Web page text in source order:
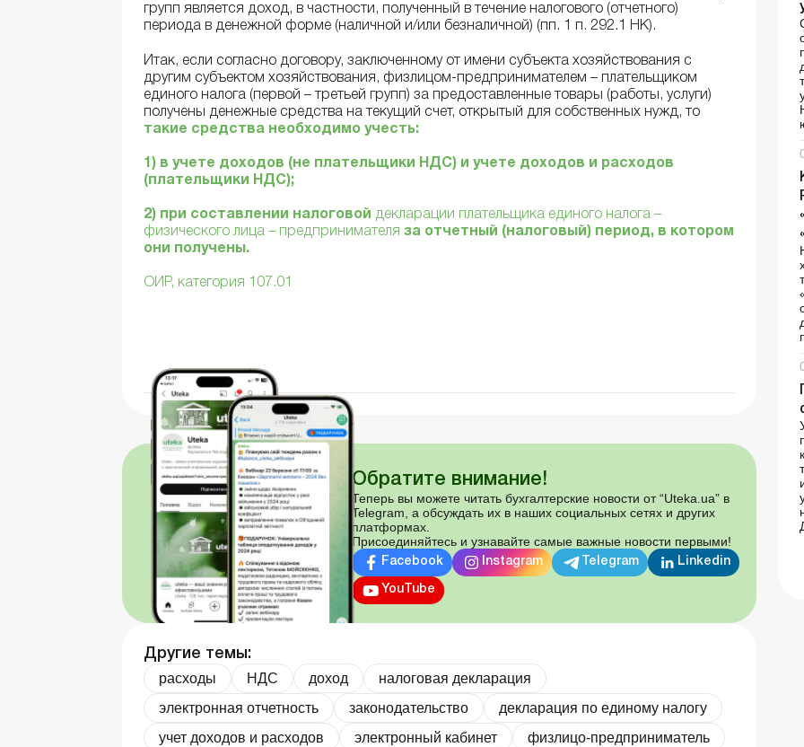
групп является доход, в частности, полученный в течение налогового (отчетного)
периода в денежной форме (наличной и/или безналичной) (пп. 1 п. 292.1 НК).
Итак, если согласно договору, заключенному от имени субъекта хозяйствования с
другим субъектом хозяйствования, физлицом-предпринимателем – плательщиком
единого налога (первой – третьей групп) за предоставленные товары (работы, услуги)
получены денежные средства на текущий счет, открытый для собственных нужд, то
такие средства необходимо учесть:
1) в учете доходов (не плательщики НДС) и учете доходов и расходов
(плательщики НДС);
2) при составлении налоговой декларации плательщика единого налога –
физического лица – предпринимателя за отчетный (налоговый) период, в котором
они получены.
ОИР, категория 107.01
Обратите внимание!
Теперь вы можете читать бухгалтерские новости от “Uteka.ua” в
Telegram, а обсуждать их в наших социальных сетях и других
платформах.
Присоединяйтесь и узнавайте самые важные новости первыми!
Facebook Instagram Telegram Linkedin
YouTube
Другие темы:
расходы НДС доход
налоговая декларация
электронная отчетность
законодательство
декларация по единому налогу
учет доходов и расходов
электронный кабинет
физлицо-предприниматель